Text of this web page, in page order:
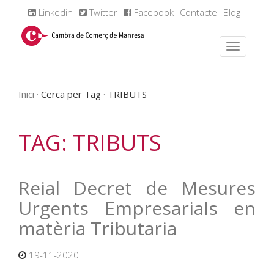
Linkedin Twitter Facebook Contacte Blog
Inici Cerca per Tag TRIBUTS
TAG: TRIBUTS
Reial Decret de Mesures
Urgents Empresarials en
matèria Tributaria
19-11-2020